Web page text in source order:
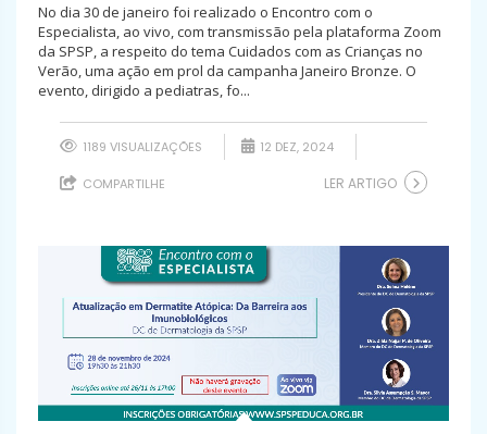
No dia 30 de janeiro foi realizado o Encontro com o
Especialista, ao vivo, com transmissão pela plataforma Zoom
da SPSP, a respeito do tema Cuidados com as Crianças no
Verão, uma ação em prol da campanha Janeiro Bronze. O
evento, dirigido a pediatras, fo...
1189 VISUALIZAÇÕES 12 DEZ, 2024
COMPARTILHE LER ARTIGO